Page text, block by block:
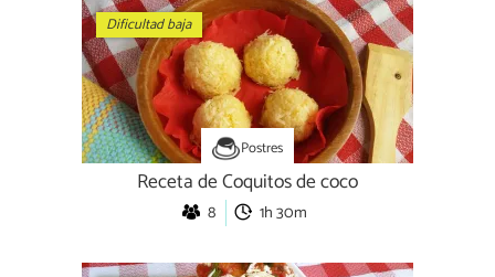
Dificultad baja
Postres
Receta de Coquitos de coco
8 1h 30m